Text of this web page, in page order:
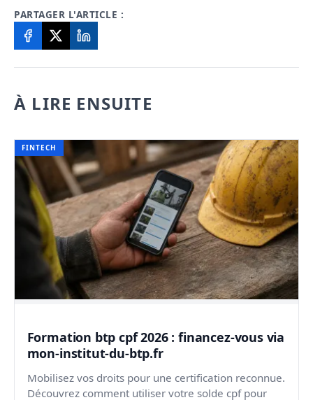
PARTAGER L'ARTICLE :
À LIRE ENSUITE
FINTECH
Formation btp cpf 2026 : financez-vous via
mon-institut-du-btp.fr
Mobilisez vos droits pour une certification reconnue.
Découvrez comment utiliser votre solde cpf pour